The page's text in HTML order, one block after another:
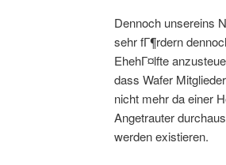
Dennoch unsereins
sehr fГ¶rdern
EhehГ¤lfte
dass Wafer
nicht mehr da einer
Angetrauter
werden existieren.